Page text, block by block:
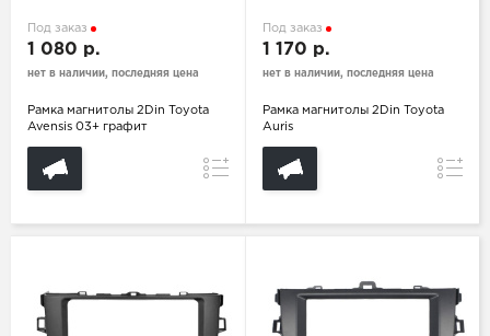
Под заказ
1 080 р.
нет в наличии, последняя цена
Рамка магнитолы 2Din Toyota
Avensis 03+ графит
Сравнение
Под заказ
1 170 р.
нет в наличии, последняя цена
Рамка магнитолы 2Din Toyota
Auris